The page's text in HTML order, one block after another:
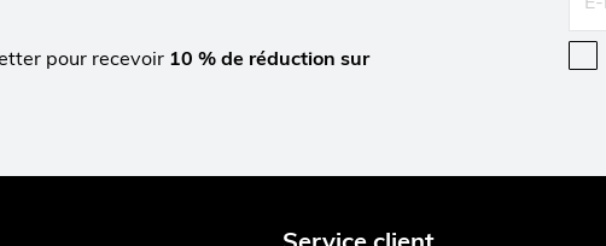
pour recevoir 10 % de réduction sur